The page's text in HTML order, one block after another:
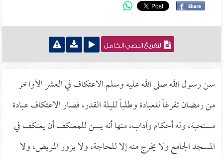
التفريغ النصي الكامل
سن رسول الله صلى الله عليه وسلم الاعتكاف في العشر الأواخر
من رمضان تفرغاً للعبادة وطلباً لليلة القدر، فصار الاعتكاف عبادة
مستحبة، وله أحكام وآداب، منها أنه يسن للمعتكف أن يعتكف في
المسجد الجامع ولا يخرج منه إلا للحاجة، ولا يزور المريض، ولا